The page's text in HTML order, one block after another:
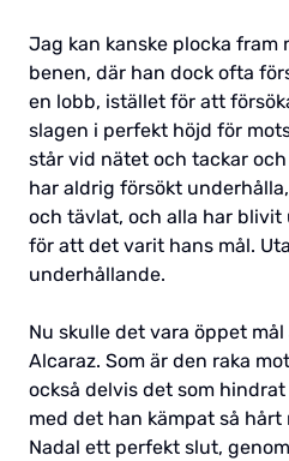
Jag kan kanske plocka fram
benen, där han dock ofta
en lobb, istället för att
slagen i perfekt höjd för
står vid nätet och tackar
har aldrig försökt
och tävlat, och alla har
för att det varit hans mål.
underhållande.
Nu skulle det vara öppet
Alcaraz. Som är den raka
också delvis det som
med det han kämpat så hårt
Nadal ett perfekt slut,